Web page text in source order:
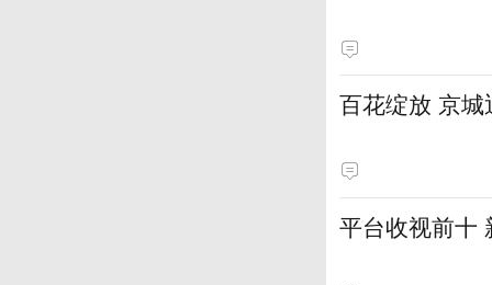
百花绽放 京
平台收视前十